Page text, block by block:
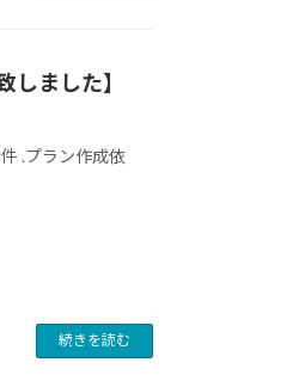
ました】
.プラン作成依
続きを読む